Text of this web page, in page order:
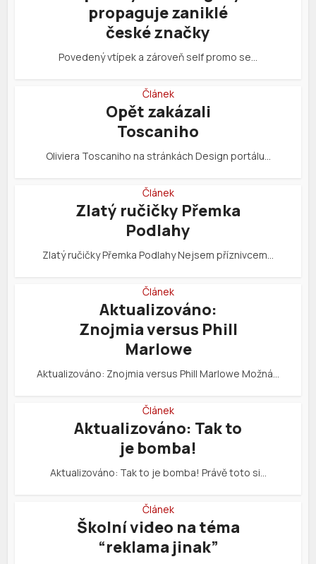
propaguje zaniklé
české značky
Povedený vtípek a zároveň self promo se…
Článek
Opět zakázali
Toscaniho
Oliviera Toscaniho na stránkách Design portálu…
Článek
Zlatý ručičky Přemka
Podlahy
Zlatý ručičky Přemka Podlahy Nejsem příznivcem…
Článek
Aktualizováno:
Znojmia versus Phill
Marlowe
Aktualizováno: Znojmia versus Phill Marlowe Možná…
Článek
Aktualizováno: Tak to
je bomba!
Aktualizováno: Tak to je bomba! Právě toto si…
Článek
Školní video na téma
“reklama jinak”